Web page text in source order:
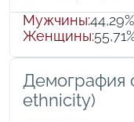
Мужчины:44,29%
Женщины:
Демография
ethnicity)